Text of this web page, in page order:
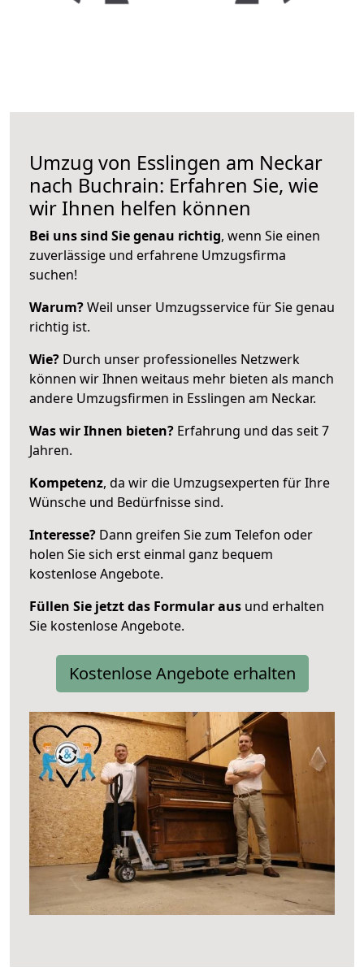
Umzug von Esslingen am Neckar
nach Buchrain: Erfahren Sie, wie
wir Ihnen helfen können
Bei uns sind Sie genau richtig, wenn Sie einen
zuverlässige und erfahrene Umzugsfirma
suchen!
Warum?Weil unser Umzugsservice für Sie genau
richtig ist.
Wie? Durch unser professionelles Netzwerk
können wir Ihnen weitaus mehr bieten als manch
andere Umzugsfirmen in Esslingen am Neckar.
Was wir Ihnen bieten? Erfahrung und das seit 7
Jahren.
Kompetenz, da wir die Umzugsexperten für Ihre
Wünsche und Bedürfnisse sind.
Interesse? Dann greifen Sie zum Telefon oder
holen Sie sich erst einmal ganz bequem
kostenlose Angebote.
Füllen Sie jetzt das Formular aus und erhalten
Sie kostenlose Angebote.
Kostenlose Angebote erhalten